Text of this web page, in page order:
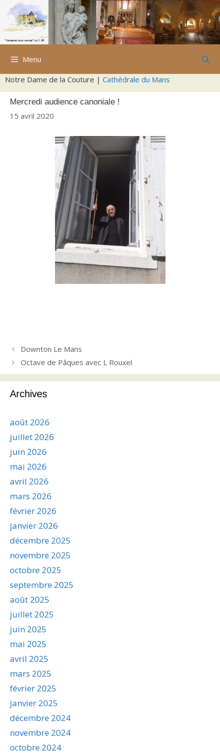
Aller
contenu
Menu
Notre Dame de la Couture | Cathédrale du Mans
Mercredi audience canoniale !
15 avril 2020
Downton Le Mans
Octave de Pâques avec L Rouxel
Archives
août 2026
juillet 2026
juin 2026
mai 2026
avril 2026
mars 2026
février 2026
janvier 2026
décembre 2025
novembre 2025
octobre 2025
septembre 2025
août 2025
juillet 2025
juin 2025
mai 2025
avril 2025
mars 2025
février 2025
janvier 2025
décembre 2024
novembre 2024
octobre 2024